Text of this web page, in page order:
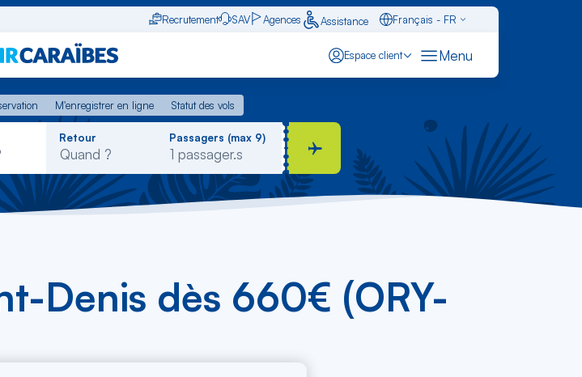
Recrutement SAV Agences Assistance
Français - FR
Espace client Menu
M'enregistrer en ligne
Statut des vols
M'enregistrer en ligne Statut des vols
Retour Passagers (max 9)
Denis dès 660€ (ORY-